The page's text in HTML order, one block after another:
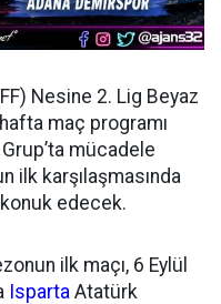
Nesine 2. Lig Beyaz
maç programı
mücadele
ilk karşılaşmasında
edecek.
ilk maçı, 6 Eylül
Isparta Atatürk